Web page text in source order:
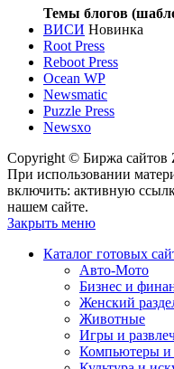
Темы блогов
ВИСИ Новинка
Root Press
Reboot Press
Ocean WP
Newsmatic
Puzzle Press
Newsxo
Copyright © Биржа сайтов
При использовании
включить: активную
нашем сайте.
Закрыть меню
Каталог готовых
Авто-Мото
Бизнес и
Женский
Животные
Игры и
Компьютеры